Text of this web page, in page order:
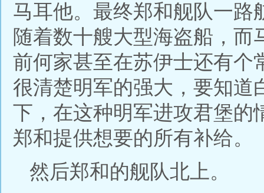
马耳他。最终郑和舰队一路
随着数十艘大型海盗船，
前何家甚至在苏伊士还有个
很清楚明军的强大，要知道
下，在这种明军进攻君堡的
郑和提供想要的所有补给。
然后郑和的舰队北上。